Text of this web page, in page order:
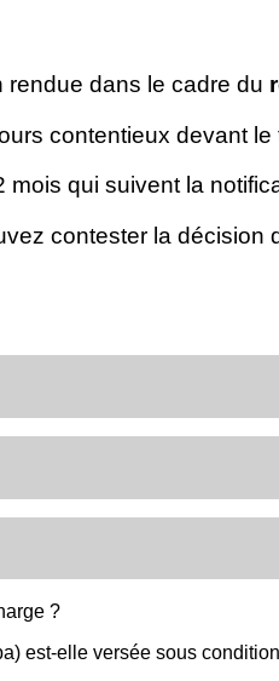
dans le cadre du
contentieux devant le
qui suivent la
contester la décision
?
est-elle versée sous